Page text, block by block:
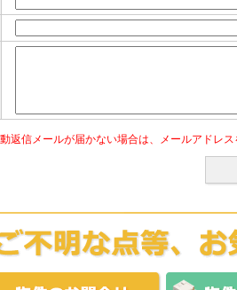
返信メールが届かない場合は、メールアドレ